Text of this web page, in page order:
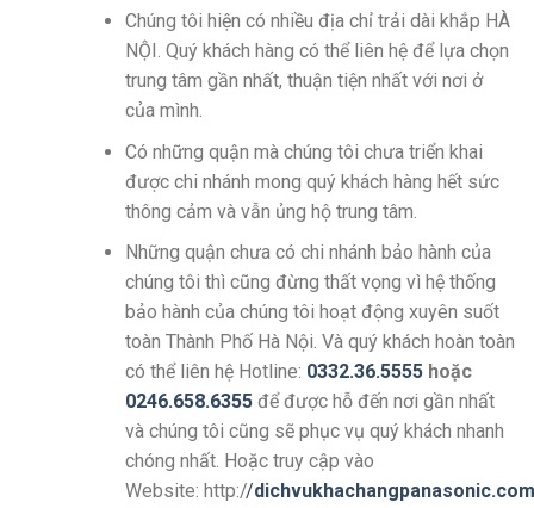
Chúng tôi hiện có nhiều địa chỉ trải dài khắp HÀ
NỘI. Quý khách hàng có thể liên hệ để lựa chọn
trung tâm gần nhất, thuận tiện nhất với nơi ở
của mình.
Có những quận mà chúng tôi chưa triển khai
được chi nhánh mong quý khách hàng hết sức
thông cảm và vẫn ủng hộ trung tâm.
Những quận chưa có chi nhánh bảo hành của
chúng tôi thì cũng đừng thất vọng vì hệ thống
bảo hành của chúng tôi hoạt động xuyên suốt
toàn Thành Phố Hà Nội. Và quý khách hoàn toàn
có thể liên hệ Hotline: 0332.36.5555hoặc
0246.658.6355để được hỗ đến nơi gần nhất
và chúng tôi cũng sẽ phục vụ quý khách nhanh
chóng nhất. Hoặc truy cập vào
Website: http://